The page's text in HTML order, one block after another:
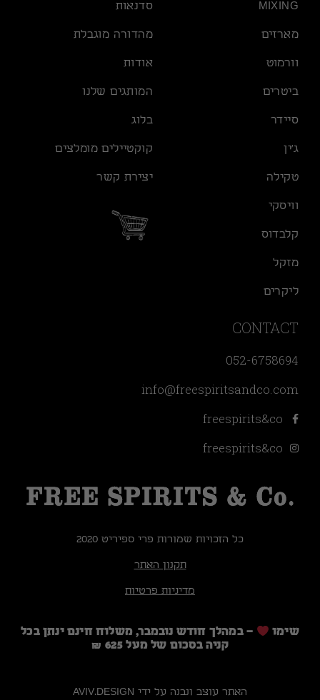
MIXING
מארזים
וורמוט
ביטרים
סיידר
ג׳ין
טקילה
וויסקי
קלבדוס
מזקל
ליקרים
סדנאות
מהדורה מוגבלת
אודות
המותגים שלנו
בלוג
קוקטיילים מומלצים
יצירת קשר
CONTACT
052-6758694
info@freespiritsandco.com
freespirits&co
freespirits&co
כל הזכויות שמורות פרי ספיריט 2020
תקנון האתר
מדיניות פרטיות
שימו
– במהלך חודש נובמבר, משלוח חינם ינתן בכל
קניה בסכום של מעל 625 ₪
האתר עוצב ונבנה על ידי AVIV.DESIGN